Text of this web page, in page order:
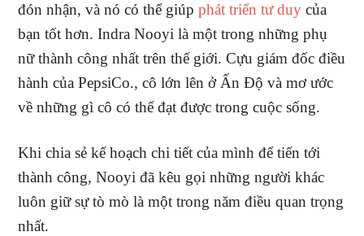
đón nhận, và nó có thể giúpphát triển tư duy của
bạn tốt hơn. Indra Nooyi là một trong những phụ
nữ thành công nhất trên thế giới. Cựu giám đốc điều
hành của PepsiCo., cô lớn lên ở Ấn Độ và mơ ước
về những gì cô có thể đạt được trong cuộc sống.
Khi chia sẻ kế hoạch chi tiết của mình để tiến tới
thành công, Nooyi đã kêu gọi những người khác
luôn giữ sự tò mò là một trong năm điều quan trọng
nhất.